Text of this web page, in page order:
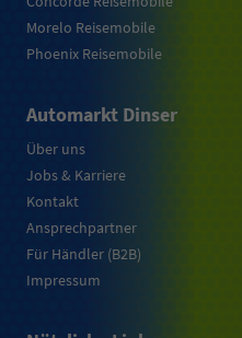
Morelo Reisemobile
Phoenix Reisemobile
Automarkt Dinser
Über uns
Jobs & Karriere
Kontakt
Ansprechpartner
Für Händler (B2B)
Impressum